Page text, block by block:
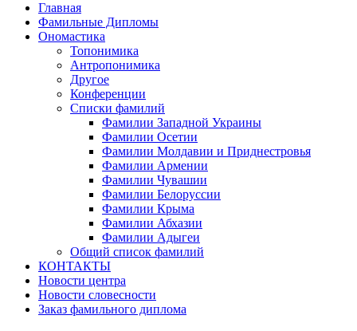
Главная
Фамильные Дипломы
Ономастика
Топонимика
Антропонимика
Другое
Конференции
Списки фамилий
Фамилии Западной Украины
Фамилии Осетии
Фамилии Молдавии и Приднестровья
Фамилии Армении
Фамилии Чувашии
Фамилии Белоруссии
Фамилии Крыма
Фамилии Абхазии
Фамилии Адыгеи
Общий список фамилий
КОНТАКТЫ
Новости центра
Новости словесности
Заказ фамильного диплома